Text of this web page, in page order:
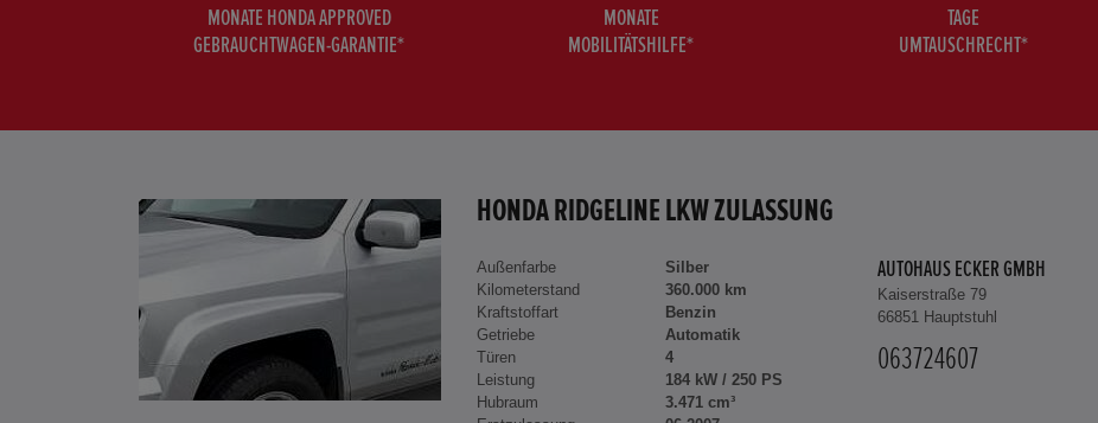
MONATE HONDA APPROVED
GEBRAUCHTWAGEN-GARANTIE*
MONATE
MOBILITÄTSHILFE*
TAGE
UMTAUSCHRECHT*
HONDA RIDGELINE LKW ZULASSUNG
Außenfarbe
Silber
Kilometerstand
360.000 km
Kraftstoffart
Benzin
Getriebe
Automatik
Türen
4
Leistung
184 kW / 250 PS
Hubraum
3.471 cm³
AUTOHAUS ECKER GMBH
Kaiserstraße 79
66851 Hauptstuhl
063724607